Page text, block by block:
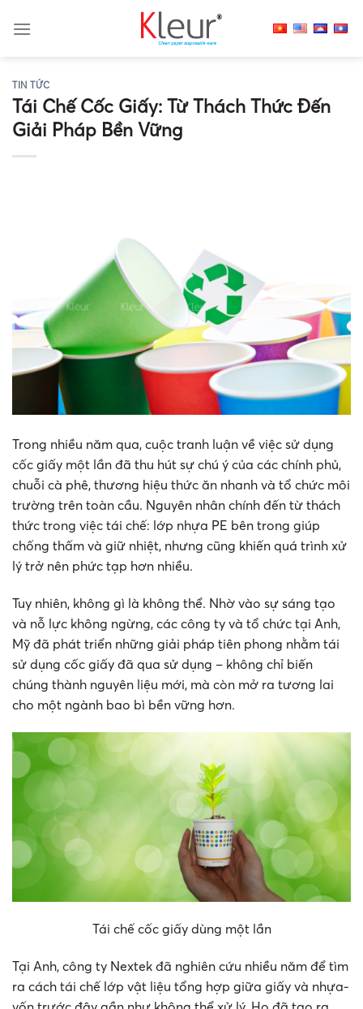
TIN TỨC
Tái Chế Cốc Giấy: Từ Thách Thức Đến
Giải Pháp Bền Vững
Trong nhiều năm qua, cuộc tranh luận về việc sử dụng
cốc giấy một lần đã thu hút sự chú ý của các chính phủ,
chuỗi cà phê, thương hiệu thức ăn nhanh và tổ chức môi
trường trên toàn cầu. Nguyên nhân chính đến từ thách
thức trong việc tái chế: lớp nhựa PE bên trong giúp
chống thấm và giữ nhiệt, nhưng cũng khiến quá trình xử
lý trở nên phức tạp hơn nhiều.
Tuy nhiên, không gì là không thể. Nhờ vào sự sáng tạo
và nỗ lực không ngừng, các công ty và tổ chức tại Anh,
Mỹ đã phát triển những giải pháp tiên phong nhằm tái
sử dụng cốc giấy đã qua sử dụng – không chỉ biến
chúng thành nguyên liệu mới, mà còn mở ra tương lai
cho một ngành bao bì bền vững hơn.
Tái chế cốc giấy dùng một lần
Tại Anh, công ty Nextek đã nghiên cứu nhiều năm để tìm
ra cách tái chế lớp vật liệu tổng hợp giữa giấy và nhựa-